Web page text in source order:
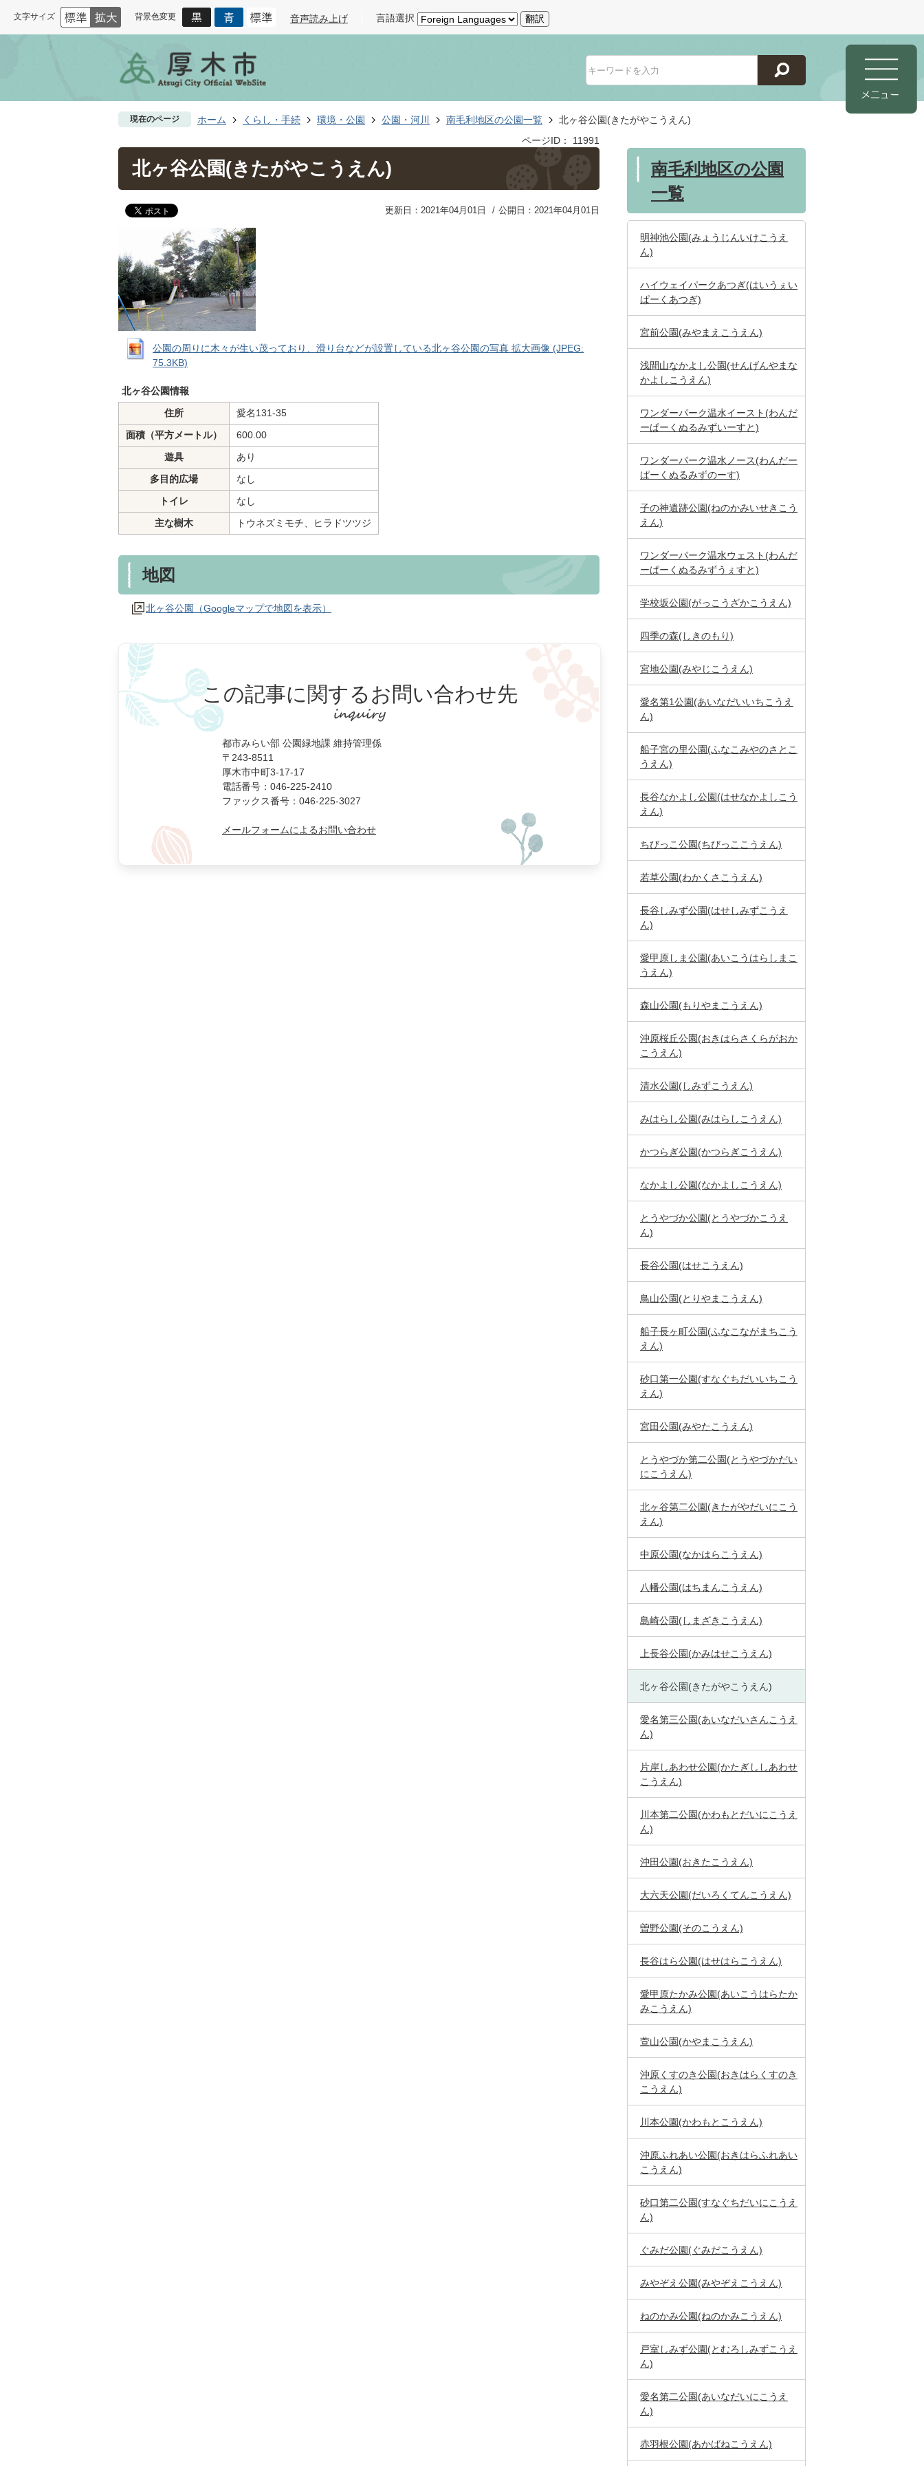
文字サイズ 背景色変更 音声読み上げ 言語選択 翻訳
現在のページ ホーム くらし・手続 環境・公園 公園・河川 南毛利地区の公園一覧
北ヶ谷公園(きたがやこうえん)
ページID：
11991
北ヶ谷公園(きたがやこうえん)
更新日：2021年04月01日 公開日：2021年04月01日
公園の周りに木々が生い茂っており、滑り台などが設置している北ヶ谷公園の写真 拡大画像 (JPEG:
75.3KB)
北ヶ谷公園情報
住所
愛名131-35
面積（平方メートル）
600.00
遊具
あり
多目的広場
なし
トイレ
なし
主な樹木
トウネズミモチ、ヒラドツツジ
地図
北ヶ谷公園（Googleマップで地図を表示）
この記事に関するお問い合わせ先
都市みらい部 公園緑地課 維持管理係
〒243-8511
厚木市中町3-17-17
電話番号：046-225-2410
ファックス番号：046-225-3027
メールフォームによるお問い合わせ
南毛利地区の公園
一覧
明神池公園(みょうじんいけこうえ
ん)
ハイウェイパークあつぎ(はいうぇい
ぱーくあつぎ)
宮前公園(みやまえこうえん)
浅間山なかよし公園(せんげんやまな
かよしこうえん)
ワンダーパーク温水イースト(わんだ
ーぱーくぬるみずいーすと)
ワンダーパーク温水ノース(わんだー
ぱーくぬるみずのーす)
子の神遺跡公園(ねのかみいせきこう
えん)
ワンダーパーク温水ウェスト(わんだ
ーぱーくぬるみずうぇすと)
学校坂公園(がっこうざかこうえん)
四季の森(しきのもり)
宮地公園(みやじこうえん)
愛名第1公園(あいなだいいちこうえ
ん)
船子宮の里公園(ふなこみやのさとこ
うえん)
長谷なかよし公園(はせなかよしこう
えん)
ちびっこ公園(ちびっここうえん)
若草公園(わかくさこうえん)
長谷しみず公園(はせしみずこうえ
ん)
愛甲原しま公園(あいこうはらしまこ
うえん)
森山公園(もりやまこうえん)
沖原桜丘公園(おきはらさくらがおか
こうえん)
清水公園(しみずこうえん)
みはらし公園(みはらしこうえん)
かつらぎ公園(かつらぎこうえん)
なかよし公園(なかよしこうえん)
とうやづか公園(とうやづかこうえ
ん)
長谷公園(はせこうえん)
鳥山公園(とりやまこうえん)
船子長ヶ町公園(ふなこながまちこう
えん)
砂口第一公園(すなぐちだいいちこう
えん)
宮田公園(みやたこうえん)
とうやづか第二公園(とうやづかだい
にこうえん)
北ヶ谷第二公園(きたがやだいにこう
えん)
中原公園(なかはらこうえん)
八幡公園(はちまんこうえん)
島崎公園(しまざきこうえん)
上長谷公園(かみはせこうえん)
北ヶ谷公園(きたがやこうえん)
愛名第三公園(あいなだいさんこうえ
ん)
片岸しあわせ公園(かたぎししあわせ
こうえん)
川本第二公園(かわもとだいにこうえ
ん)
沖田公園(おきたこうえん)
大六天公園(だいろくてんこうえん)
曽野公園(そのこうえん)
長谷はら公園(はせはらこうえん)
愛甲原たかみ公園(あいこうはらたか
みこうえん)
萱山公園(かやまこうえん)
沖原くすのき公園(おきはらくすのき
こうえん)
川本公園(かわもとこうえん)
沖原ふれあい公園(おきはらふれあい
こうえん)
砂口第二公園(すなぐちだいにこうえ
ん)
ぐみだ公園(ぐみだこうえん)
みやぞえ公園(みやぞえこうえん)
ねのかみ公園(ねのかみこうえん)
戸室しみず公園(とむろしみずこうえ
ん)
愛名第二公園(あいなだいにこうえ
ん)
赤羽根公園(あかばねこうえん)